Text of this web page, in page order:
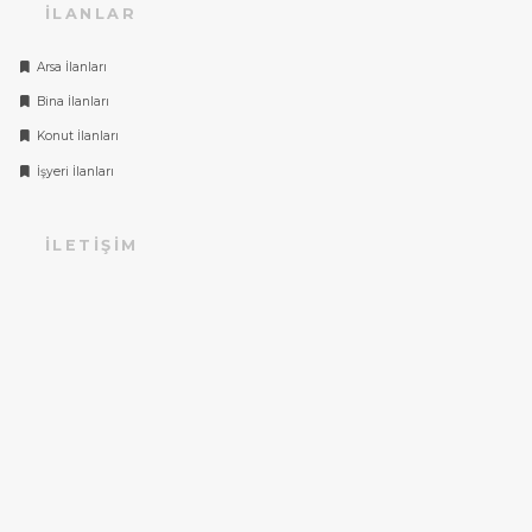
İLANLAR
Arsa İlanları
Bina İlanları
Konut İlanları
İşyeri İlanları
İLETIŞIM